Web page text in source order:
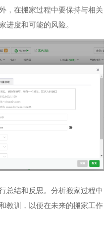
，在搬家过程中要保持与相关
度和可能的风险。
总结和反思。分析搬家过程中
教训，以便在未来的搬家工作